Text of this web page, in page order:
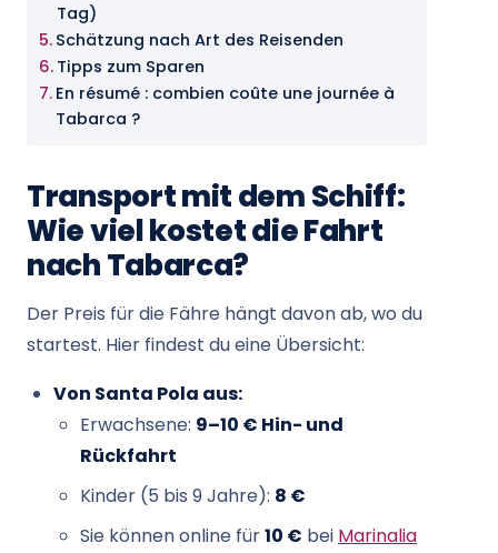
Tag)
Schätzung nach Art des Reisenden
Tipps zum Sparen
En résumé : combien coûte une journée à
Tabarca ?
Transport mit dem Schiff:
Wie viel kostet die Fahrt
nach Tabarca?
Der Preis für die Fähre hängt davon ab, wo du
startest. Hier findest du eine Übersicht:
Von Santa Pola aus:
Erwachsene: 9–10 € Hin- und
Rückfahrt
Kinder (5 bis 9 Jahre): 8 €
Sie können online für10 € bei Marinalia